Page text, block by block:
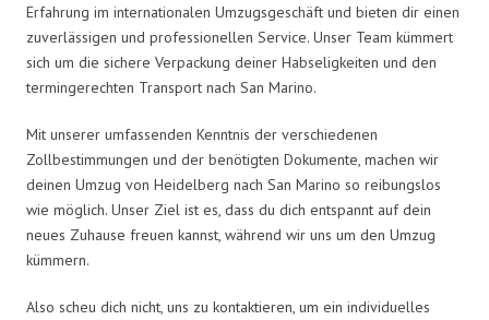
Erfahrung im internationalen Umzugsgeschäft und bieten dir einen
zuverlässigen und professionellen Service. Unser Team kümmert
sich um die sichere Verpackung deiner Habseligkeiten und den
termingerechten Transport nach San Marino.
Mit unserer umfassenden Kenntnis der verschiedenen
Zollbestimmungen und der benötigten Dokumente, machen wir
deinen Umzug von Heidelberg nach San Marino so reibungslos
wie möglich. Unser Ziel ist es, dass du dich entspannt auf dein
neues Zuhause freuen kannst, während wir uns um den Umzug
kümmern.
Also scheu dich nicht, uns zu kontaktieren, um ein individuelles